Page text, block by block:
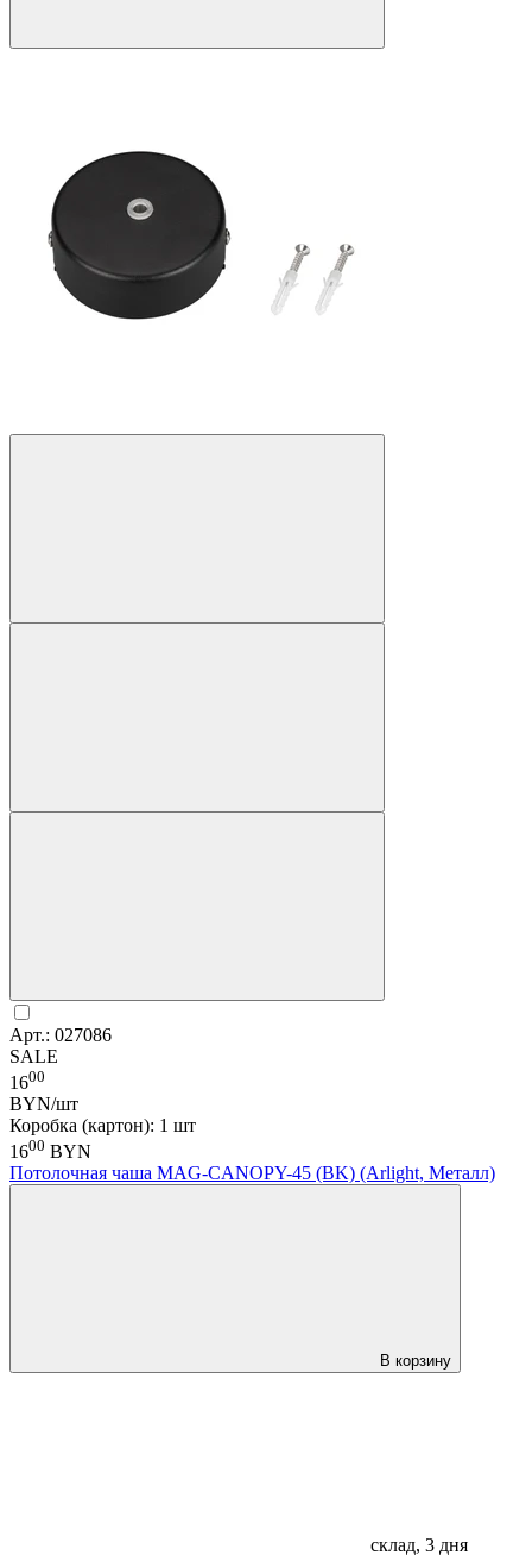
Арт.: 027086
SALE
1600
BYN/шт
Коробка (картон): 1 шт
1600 BYN
Потолочная чаша MAG-CANOPY-45 (BK) (Arlight, Металл)
В корзину
склад, 3 дня